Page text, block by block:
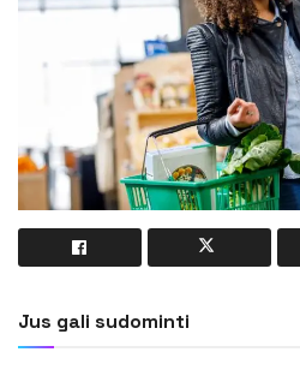
Jus gali sudominti